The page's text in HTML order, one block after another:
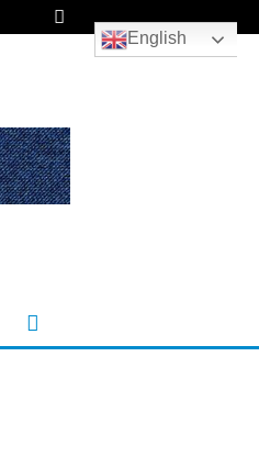
English